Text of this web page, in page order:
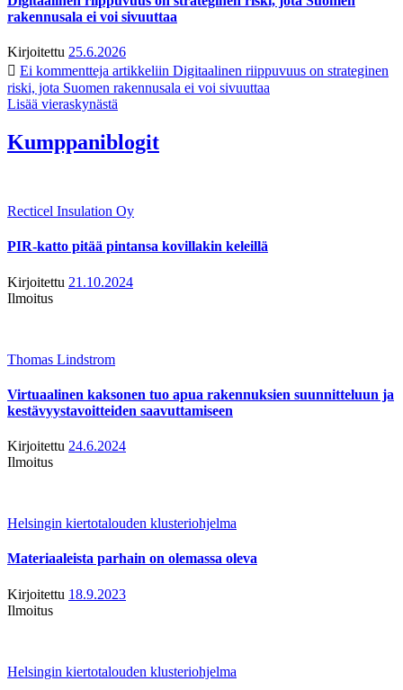
rakennusala ei voi sivuuttaa
Kirjoitettu 25.6.2026
Ei kommentteja artikkeliin Digitaalinen riippuvuus on strateginen
riski, jota Suomen rakennusala ei voi sivuuttaa
Lisää vieraskynästä
Kumppaniblogit
Recticel Insulation Oy
PIR-katto pitää pintansa kovillakin keleillä
Kirjoitettu 21.10.2024
Ilmoitus
Thomas Lindstrom
Virtuaalinen kaksonen tuo apua rakennuksien suunnitteluun ja
kestävyystavoitteiden saavuttamiseen
Kirjoitettu 24.6.2024
Ilmoitus
Helsingin kiertotalouden klusteriohjelma
Materiaaleista parhain on olemassa oleva
Kirjoitettu 18.9.2023
Ilmoitus
Helsingin kiertotalouden klusteriohjelma